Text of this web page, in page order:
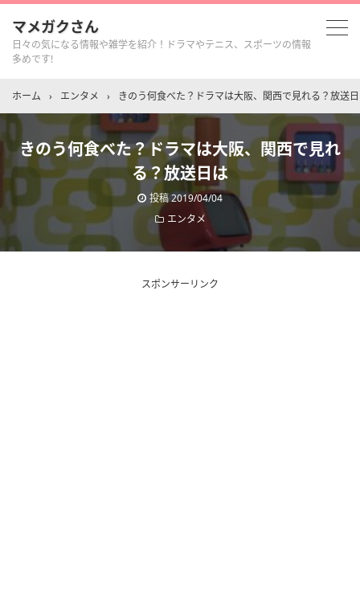
マメガクさん
日々の気になる情報や雑学を紹介！ドラマやテニス、スポーツの情報
多めです!
ホーム › エンタメ › きのう何食べた？ドラマは大阪、関西で見れる？放送
きのう何食べた？ドラマは大阪、関西で見れ
る？放送日は
投稿2019/04/04
エンタメ
スポンサーリンク